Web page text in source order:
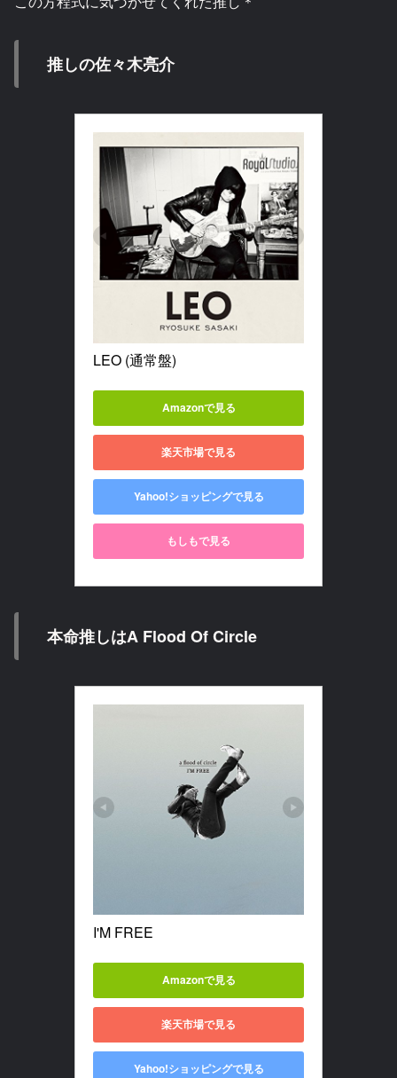
推しの佐々木亮介
LEO (通常盤)
Amazonで見る
楽天市場で見る
Yahoo!ショッピングで見る
もしもで見る
本命推しはA Flood Of Circle
I'M FREE
Amazonで見る
楽天市場で見る
Yahoo!ショッピングで見る